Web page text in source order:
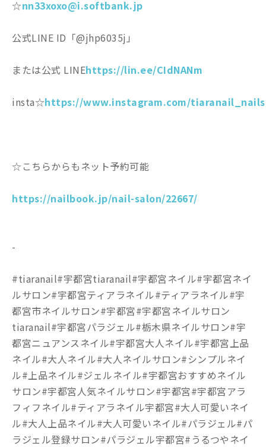
☆nn33xoxo@i.softbank.jp
公式LINE ID「@jhp6035j」
または公式 LINEhttps://lin.ee/CIdNANm
insta☆https://www.instagram.com/
☆こちらからもネット予約可能
https://nailbook.jp/nail-salon/22667/
-
#tiaranail#宇都宮tiaranail#宇都宮ネイル#宇都宮ネイ
ルサロン#宇都宮ティアラネイル#ティアラネイル#宇
都宮市ネイルサロン#宇都宮#宇都宮ネイルサロン
tiaranail#宇都宮パラジェル#栃木県ネイルサロン#宇
都宮ニュアンスネイル#宇都宮大人ネイル#宇都宮上品
ネイル#大人ネイル#大人ネイルサロン#シンプルネイ
ル#上品ネイル#ジェルネイル#宇都宮おすすめネイル
サロン#宇都宮人気ネイルサロン#宇都宮#宇都宮アラ
フィフネイル#ティアラネイル宇都宮#大人可愛いネイ
ル#大人上品ネイル#大人可愛いネイル#パラジェル#パ
ラジェル登録サロン#パラジェル宇都宮#うるつやネイ